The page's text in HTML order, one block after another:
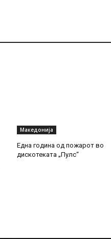
Македонија
Една година од пожарот во
дискотеката „Пулс“